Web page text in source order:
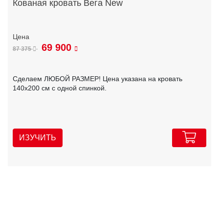
Кованая кровать Вега New
87 375 69 900
Сделаем ЛЮБОЙ РАЗМЕР! Цена указана на кровать
140х200 см с одной спинкой.
ИЗУЧИТЬ